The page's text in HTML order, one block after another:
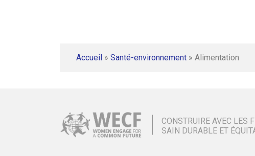
Accueil » Santé-environnement » Alimentation
CONSTRUIRE AVEC LES
SAIN DURABLE ET